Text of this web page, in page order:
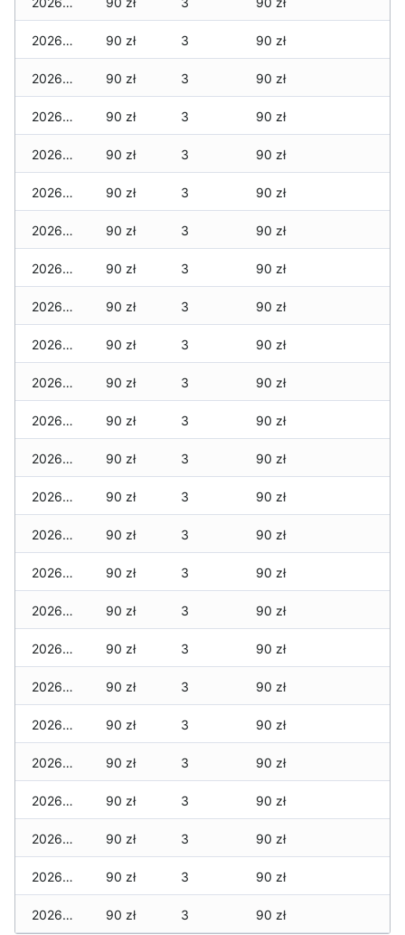
2026-06-26 90 zł 3 90 zł
2026-06-25 90 zł 3 90 zł
2026-06-24 90 zł 3 90 zł
2026-06-23 90 zł 3 90 zł
2026-06-22 90 zł 3 90 zł
2026-06-21 90 zł 3 90 zł
2026-06-20 90 zł 3 90 zł
2026-06-19 90 zł 3 90 zł
2026-06-18 90 zł 3 90 zł
2026-06-17 90 zł 3 90 zł
2026-06-16 90 zł 3 90 zł
2026-06-15 90 zł 3 90 zł
2026-06-14 90 zł 3 90 zł
2026-06-13 90 zł 3 90 zł
2026-06-12 90 zł 3 90 zł
2026-06-11 90 zł 3 90 zł
2026-06-10 90 zł 3 90 zł
2026-06-09 90 zł 3 90 zł
2026-06-07 90 zł 3 90 zł
2026-06-06 90 zł 3 90 zł
2026-06-05 90 zł 3 90 zł
2026-06-04 90 zł 3 90 zł
2026-06-03 90 zł 3 90 zł
2026-06-02 90 zł 3 90 zł